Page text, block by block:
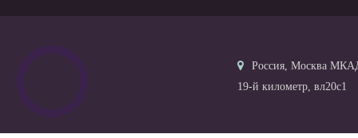
Россия, Москва
19-й километр, вл20с1